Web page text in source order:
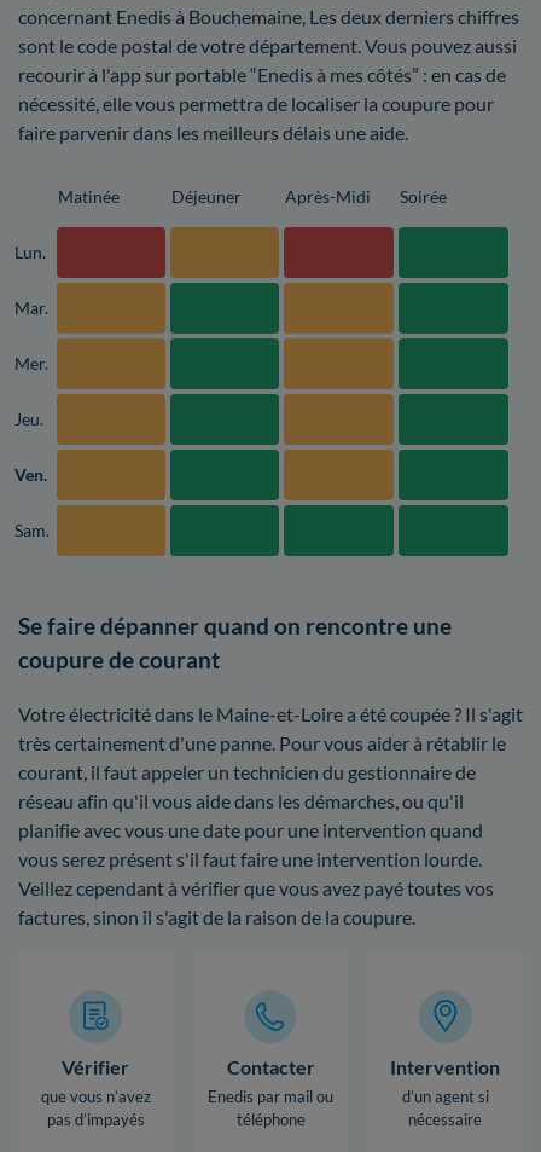
concernant Enedis à Bouchemaine, Les deux derniers chiffres
sont le code postal de votre département. Vous pouvez aussi
recourir à l'app sur portable “Enedis à mes côtés” : en cas de
nécessité, elle vous permettra de localiser la coupure pour
faire parvenir dans les meilleurs délais une aide.
Matinée Déjeuner Après-Midi Soirée
Lun.
Mar.
Mer.
Jeu.
Ven.
Sam.
Se faire dépanner quand on rencontre une
coupure de courant
Votre électricité dans le Maine-et-Loire a été coupée ? Il s'agit
très certainement d'une panne. Pour vous aider à rétablir le
courant, il faut appeler un technicien du gestionnaire de
réseau afin qu'il vous aide dans les démarches, ou qu'il
planifie avec vous une date pour une intervention quand
vous serez présent s'il faut faire une intervention lourde.
Veillez cependant à vérifier que vous avez payé toutes vos
factures, sinon il s'agit de la raison de la coupure.
Vérifier
que vous n’avez
pas d’impayés
Contacter
Enedis par mail ou
téléphone
Intervention
d’un agent si
nécessaire